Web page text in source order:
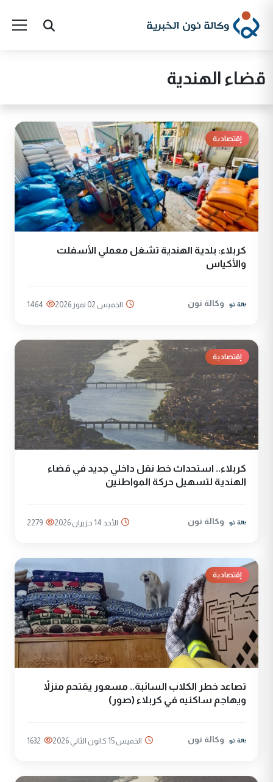
قضاء الهندية
إقتصادية
كربلاء: بلدية الهندية تشغل معملي الأسفلت
والأكياس
وكالة نون الخميس 02 تموز 2026 1464
إقتصادية
كربلاء.. استحداث خط نقل داخلي جديد في قضاء
الهندية لتسهيل حركة المواطنين
وكالة نون الأحد 14 حزيران 2026 2279
إقتصادية
تصاعد خطر الكلاب السائبة.. مسعور يقتحم منزلاً
ويهاجم ساكنيه في كربلاء (صور)
وكالة نون الخميس 15 كانون الثاني 2026 1632